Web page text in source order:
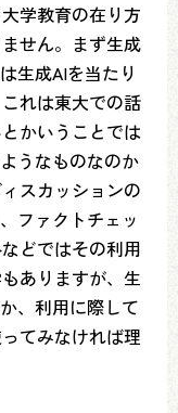
学教育の在り方
せん。まず生成
生成AIを当たり
れは東大での話
かいうことでは
うなものなのか
スカッションの
ファクトチェッ
どではその利用
ありますが、生
、利用に際して
てみなければ理